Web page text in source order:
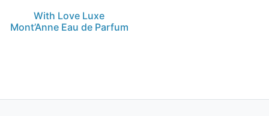
With Love Luxe
Mont’Anne Eau de Parfum